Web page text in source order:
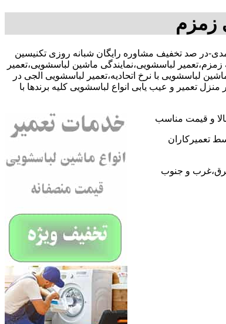
زمزم
حبیب محمدی-در صد تخفیف مشاوره رایگان شبانه روزی تکنیسین
لباسشویی،نمایندگی ماشین لباسشویی،تعمیر
لباسشویی با نرخ اتحادیه،تعمیر لباسشویی الجی در
تعمیر و عیب یابی انواع لباسشویی کلیه برندها با
و قیمت مناسب
تعمیرکاران
و جنوب